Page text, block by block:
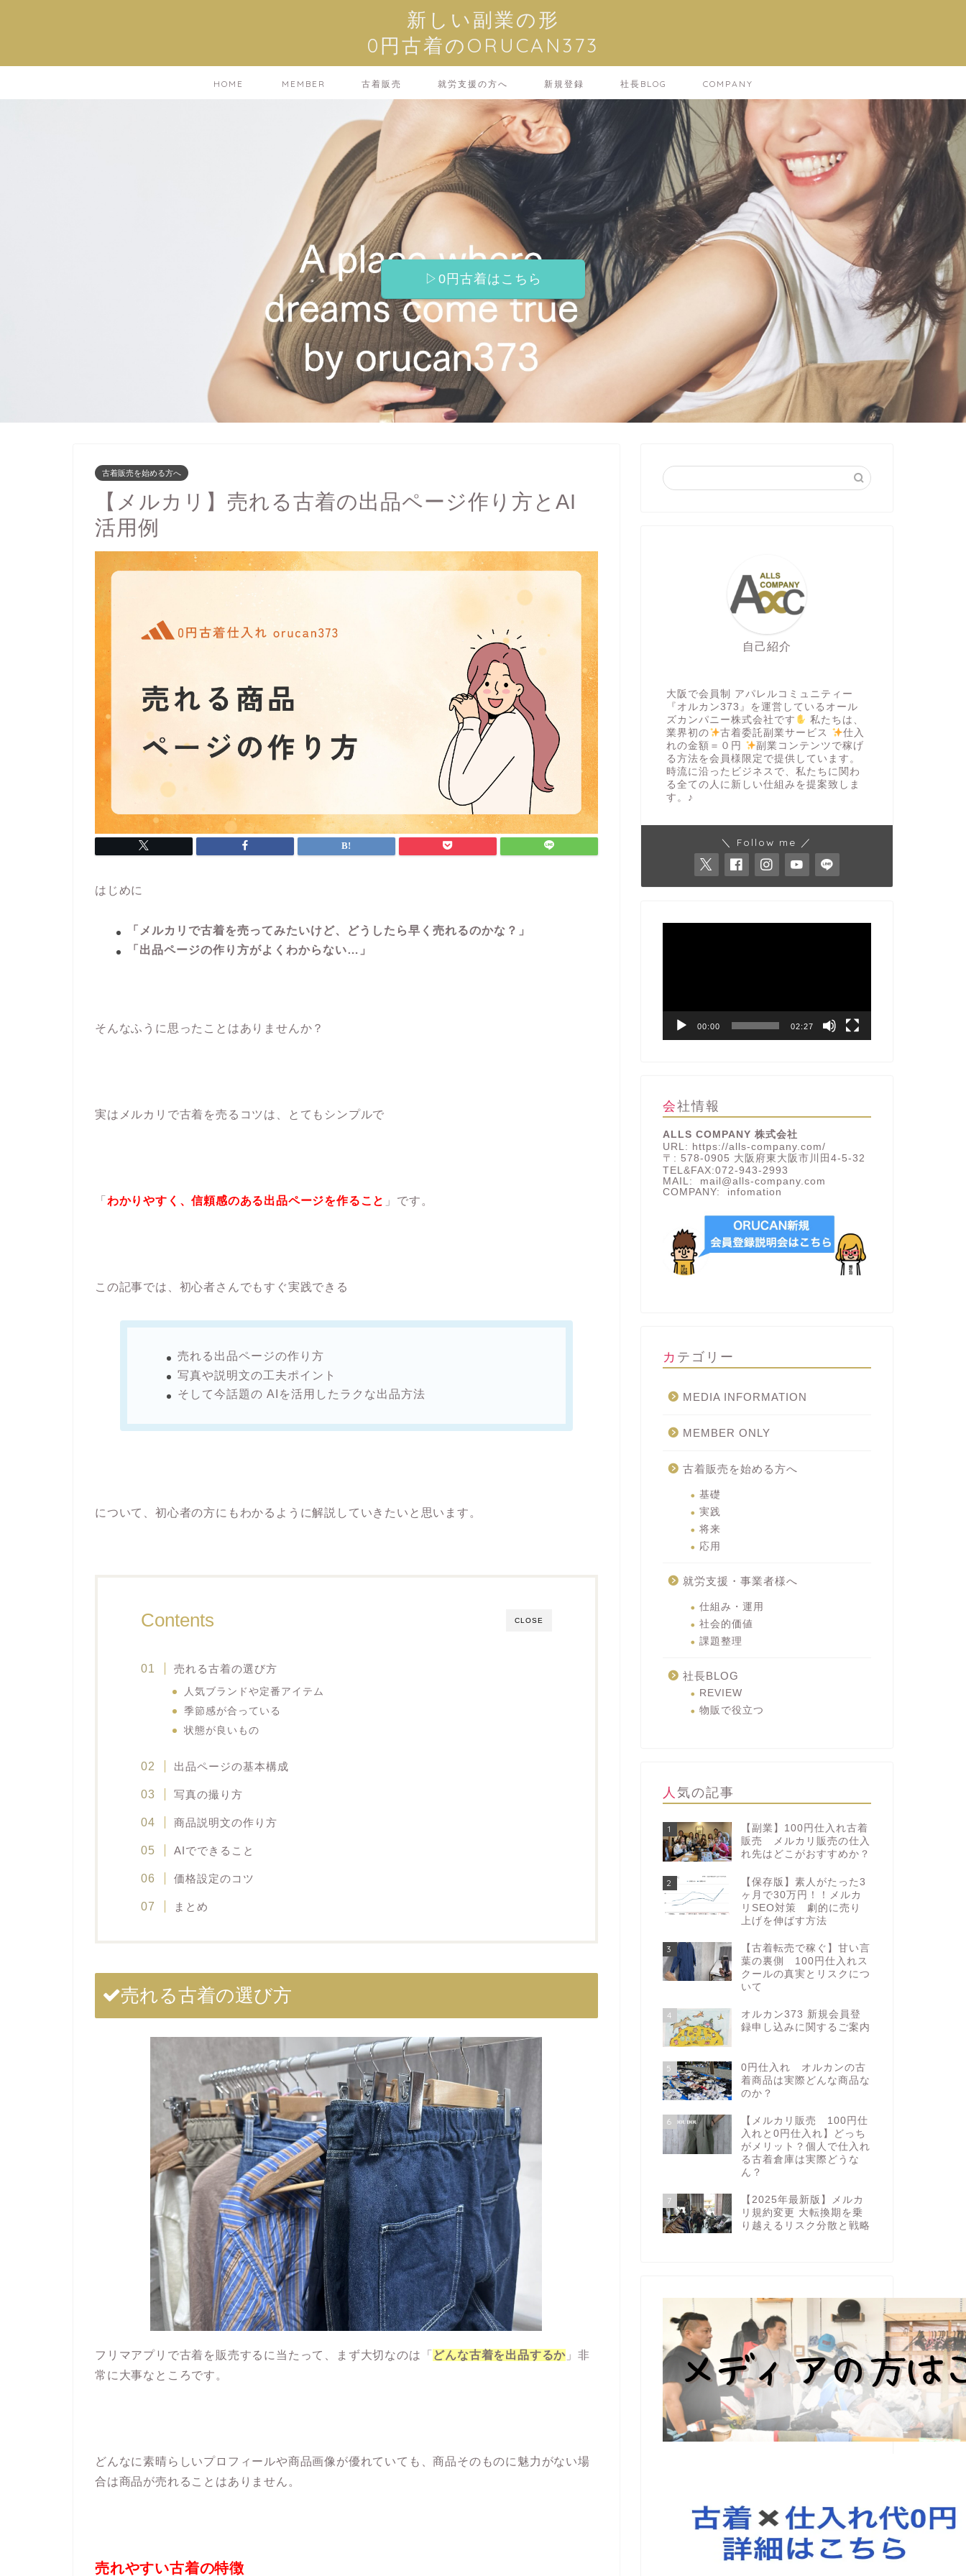
新しい副業の形
0円古着のORUCAN373
HOME MEMBER 古着販売 就労支援の方へ 新規登録 社長BLOG COMPANY
▷0円古着はこちら
古着販売を始める方へ
【メルカリ】売れる古着の出品ページ作り方とAI
活用例
はじめに
「メルカリで古着を売ってみたいけど、どうしたら早く売れるのかな？」
「出品ページの作り方がよくわからない…」
そんなふうに思ったことはありませんか？
実はメルカリで古着を売るコツは、とてもシンプルで
「 わかりやすく、信頼感のある出品ページを作ること 」です。
この記事では、初心者さんでもすぐ実践できる
売れる出品ページの作り方
写真や説明文の工夫ポイント
そして今話題の AIを活用したラクな出品方法
について、初心者の方にもわかるように解説していきたいと思います。
CLOSE
Contents
売れる古着の選び方
人気ブランドや定番アイテム
季節感が合っている
状態が良いもの
出品ページの基本構成
写真の撮り方
商品説明文の作り方
AIでできること
価格設定のコツ
まとめ
売れる古着の選び方
フリマアプリで古着を販売するに当たって、まず大切なのは「 どんな古着を出品するか 」非
常に大事なところです。
どんなに素晴らしいプロフィールや商品画像が優れていても、商品そのものに魅力がない場
合は商品が売れることはありません。
売れやすい古着の特徴
自己紹介
大阪で会員制 アパレルコミュニティー
『オルカン373』を運営しているオール
ズカンパニー株式会社です
私たちは、
業界初の
古着委託副業サービス
仕入
れの金額＝０円
副業コンテンツで稼げ
る方法を会員様限定で提供しています。
時流に沿ったビジネスで、私たちに関わ
る全ての人に新しい仕組みを提案致しま
す。♪
＼ Follow me ／
00:00 02:27
会社情報
ALLS COMPANY 株式会社
URL: https://alls-company.com/
〒: 578-0905 大阪府東大阪市川田4-5-32
TEL&FAX:072-943-2993
MAIL: mail@alls-company.com
COMPANY: infomation
カテゴリー
MEDIA INFORMATION
MEMBER ONLY
古着販売を始める方へ
基礎
実践
将来
応用
就労支援・事業者様へ
仕組み・運用
社会的価値
課題整理
社長BLOG
REVIEW
物販で役立つ
人気の記事
1
【副業】100円仕入れ古着
販売 メルカリ販売の仕入
れ先はどこがおすすめか？
2
【保存版】素人がたった3
ヶ月で30万円！！メルカ
リSEO対策 劇的に売り
上げを伸ばす方法
3
【古着転売で稼ぐ】甘い言
葉の裏側 100円仕入れス
クールの真実とリスクにつ
いて
4
オルカン373 新規会員登
録申し込みに関するご案内
5
0円仕入れ オルカンの古
着商品は実際どんな商品な
のか？
6
【メルカリ販売 100円仕
入れと0円仕入れ】どっち
がメリット？個人で仕入れ
る古着倉庫は実際どうな
ん？
7
【2025年最新版】メルカ
リ規約変更 大転換期を乗
り越えるリスク分散と戦略